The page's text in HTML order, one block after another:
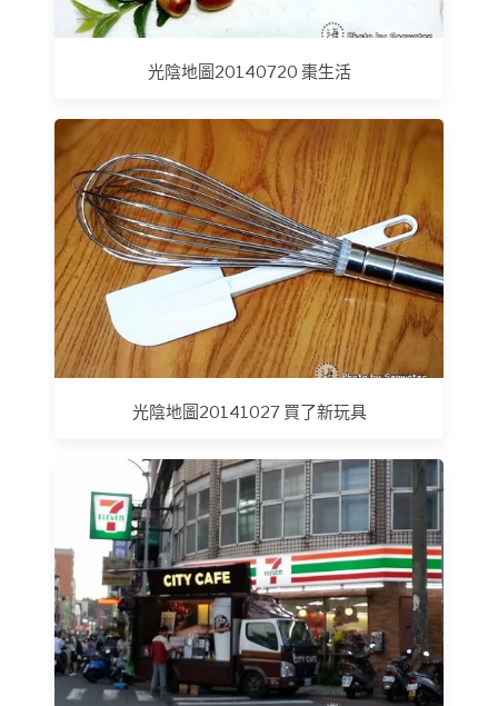
光陰地圖20140720 棗生活
光陰地圖20141027 買了新玩具